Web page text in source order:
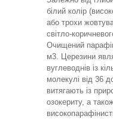
білий колір
або трохи
світло-
Очищений
м3. Церезини
вуглеводнів із
молекулі від 36
витягають із
озокериту, а